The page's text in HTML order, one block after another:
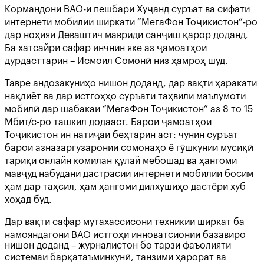
Кормандони ВАО-и пешбари Хуҷанд суръат ва сифати
интернети мобилии ширкати “МегаФон Тоҷикистон”-ро
дар ноҳияи Деваштич мавриди санҷиш қарор доданд.
Ба хатсайри сафар инчнин яке аз ҷамоатҳои
дурдасттарин – Исмоил Сомонӣ низ ҳамроҳ шуд.
Тавре андозакуниҳо нишон доданд, дар вақти ҳаракати
нақлиёт ва дар истгоҳҳо суръати таҳвили маълумоти
мобилӣ дар шабакаи “МегаФон Тоҷикистон” аз 8 то 15
Мбит/с-ро ташкил додааст. Барои ҷамоатҳои
Тоҷикистон ин натиҷаи беҳтарин аст: чунин суръат
барои азназаргузаронии сомонаҳо ё гӯшкунии мусиқӣ
тариқи онлайн комилан қулай мебошад ва ҳангоми
мавҷуд набудани дастрасии интернети мобилии босим
ҳам дар таҳсил, ҳам ҳангоми дилхушиҳо дастёри хуб
хоҳад буд.
Дар вақти сафар мутахассисони техникии ширкат ба
намояндагони ВАО истгоҳи инноватсионии базавиро
нишон доданд – журналистон бо тарзи фаъолияти
системаи барқатаъминкунӣ, танзими ҳарорат ва